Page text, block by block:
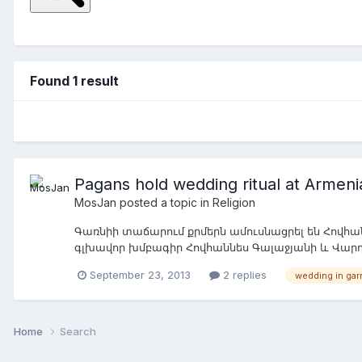
Found 1 result
Pagans hold wedding ritual at
MosJan posted a topic in Religion
Գառնիի տաճարում քրմերն ամուսնացրել են
գլխավոր խմբագիր Հովհաննես Գալաջյանի և
մեկական փայտ են ավելացրել կրակին և խմել են
մայր աստվածուհու օրհնությունը ստանալուց
September 23, 2013 2 replies wedding in
Home Search